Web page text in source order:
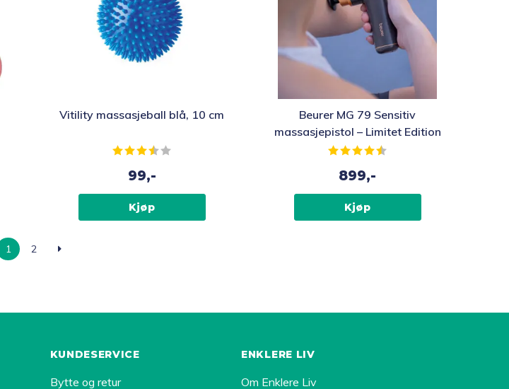
Vitility massasjeball blå, 10 cm
Karakter:
99,-
Kjøp
Beurer MG 79 Sensitiv
massasjepistol – Limitet Edition
Karakter:
899,-
Kjøp
1 2
KUNDESERVICE
Bytte og retur
ENKLERE LIV
Om Enklere Liv